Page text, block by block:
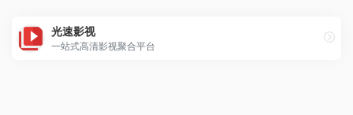
光速影视
一站式高清影视聚合平台